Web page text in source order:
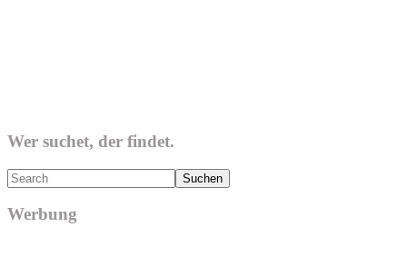
Wer suchet, der findet.
Search
Werbung